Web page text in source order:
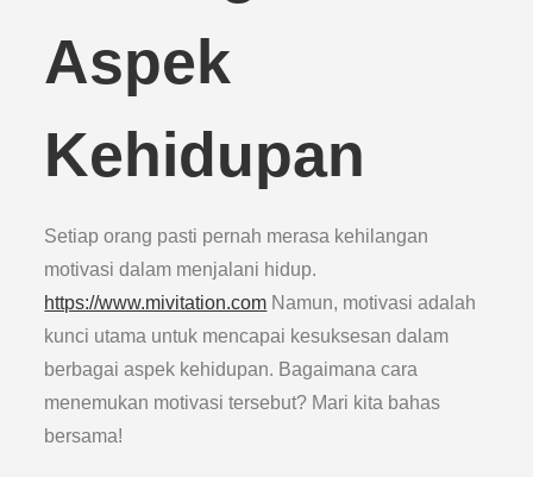
Aspek
Kehidupan
Setiap orang pasti pernah merasa kehilangan
motivasi dalam menjalani hidup.
https://www.mivitation.com Namun, motivasi adalah
kunci utama untuk mencapai kesuksesan dalam
berbagai aspek kehidupan. Bagaimana cara
menemukan motivasi tersebut? Mari kita bahas
bersama!